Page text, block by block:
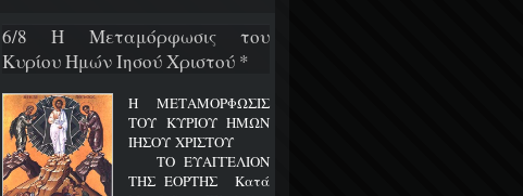
6/8 Η Μεταμόρφωσις του
Κυρίου Ημών Ιησού Χριστού *
Η ΜΕΤΑΜΟΡΦΩΣΙΣ
ΤΟΥ ΚΥΡΙΟΥ ΗΜΩΝ
ΙΗΣΟΥ ΧΡΙΣΤΟΥ
ΤΟ ΕΥΑΓΓΕΛΙΟΝ
ΤΗΣ ΕΟΡΤΗΣ Κατά